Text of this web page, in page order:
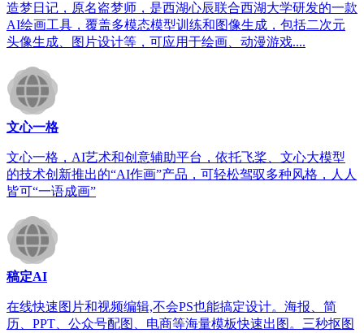
造梦日记，原名盗梦师，是西湖心辰联合西湖大学研发的一款
AI绘画工具，覆盖多模态模型训练和图像生成，包括二次元
头像生成、图片设计等，可应用于绘画、动漫游戏....
文心一格
文心一格，AI艺术和创意辅助平台，依托飞桨、文心大模型
的技术创新推出的“AI作画”产品，可轻松驾驭多种风格，人人
皆可“一语成画”
稿定AI
在线快速图片和视频编辑,不会PS也能搞定设计。海报、简
历、PPT、公众号配图、电商等海量模板快速出图。三秒抠图